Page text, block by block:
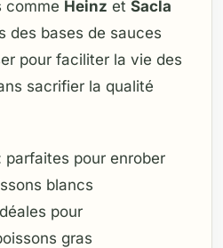
comme Heinz et Sacla
des bases de sauces
pour faciliter la vie des
sacrifier la qualité
parfaites pour enrober
blancs
pour
gras